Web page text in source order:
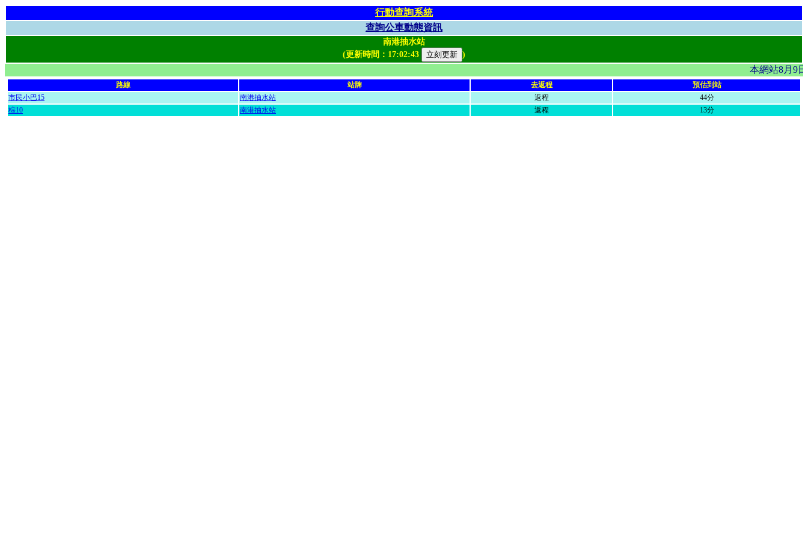
行動查詢系統
查詢公車動態資訊
南港抽水站
(更新時間： 17:02:43 )
本網站8月9
路線 站牌 去返程
預估到站
市民小巴15
南港抽水站 返程
44分
棕10
南港抽水站 返程 13分